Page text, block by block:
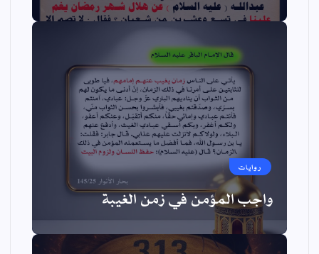
روايات
واجب المؤمن في زمن الغيبة